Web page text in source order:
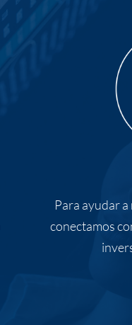
Para ayudar
conectamos